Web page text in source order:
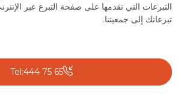
التبرعات التي تقدمها على صفحة التبرع عبر
تبرعاتك إلى جمعيتنا.
Tel:444 75 65